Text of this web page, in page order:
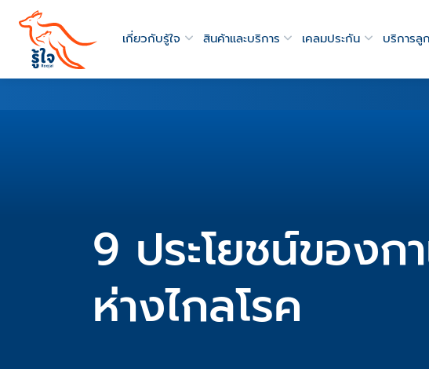
เกี่ยวกับรู้ใจ สินค้าและบริการ เคลมประกัน บริการลู
9 ประโยชน์ของ
ห่างไกลโรค